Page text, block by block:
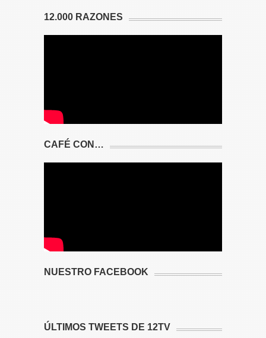
12.000 RAZONES
CAFÉ CON…
NUESTRO FACEBOOK
ÚLTIMOS TWEETS DE 12TV